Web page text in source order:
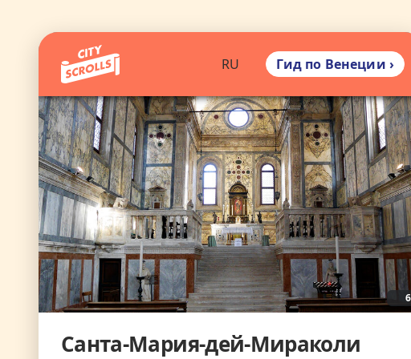
RU Гид по Венеции ›
6
Санта-Мария-дей-Мираколи